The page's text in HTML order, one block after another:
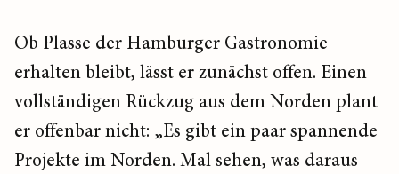
Ob Plasse der Hamburger Gastronomie
erhalten bleibt, lässt er zunächst offen. Einen
vollständigen Rückzug aus dem Norden plant
er offenbar nicht: „Es gibt ein paar spannende
Projekte im Norden. Mal sehen, was daraus